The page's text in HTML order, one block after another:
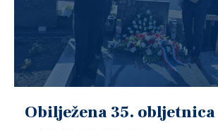
Obilježena 35. obljetnica